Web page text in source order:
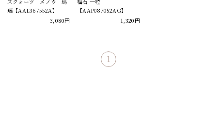
瑙【AAL367552A】
3,080円
【AAP087052AG】
1,320円
1